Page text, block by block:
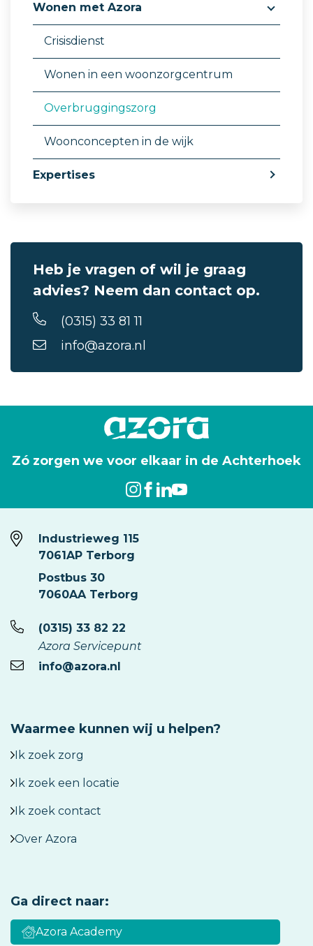
Wonen met Azora
Crisisdienst
Wonen in een woonzorgcentrum
Overbruggingszorg
Woonconcepten in de wijk
Expertises
Heb je vragen of wil je graag
advies? Neem dan contact op.
(0315) 33 81 11
info@azora.nl
Zó zorgen we voor elkaar in de Achterhoek
Industrieweg 115
7061AP Terborg
Postbus 30
7060AA Terborg
(0315) 33 82 22
Azora Servicepunt
info@azora.nl
Waarmee kunnen wij u helpen?
Ik zoek zorg
Ik zoek een locatie
Ik zoek contact
Over Azora
Ga direct naar:
Azora Academy